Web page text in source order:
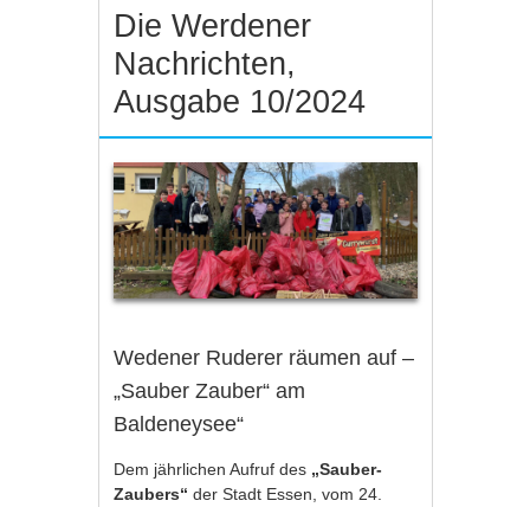
Die Werdener
Nachrichten,
Ausgabe 10/2024
Wedener Ruderer räumen auf –
„Sauber Zauber“ am
Baldeneysee“
Dem jährlichen Aufruf des „Sauber-
Zaubers“der Stadt Essen, vom 24.